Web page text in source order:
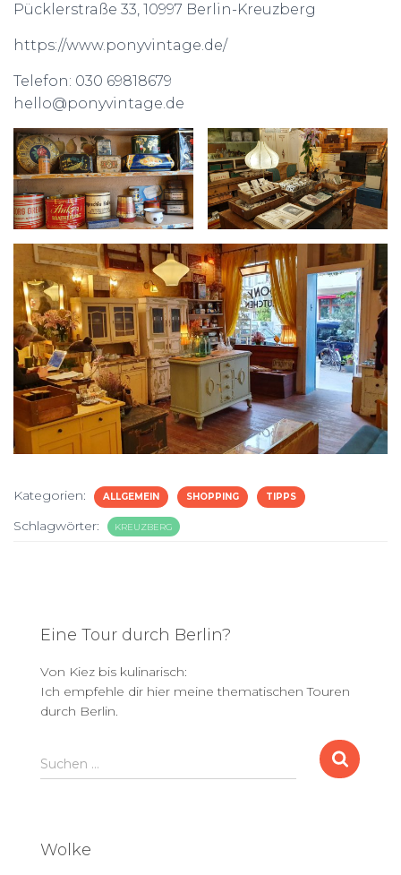
Pücklerstraße 33, 10997 Berlin-Kreuzberg
https://www.ponyvintage.de/
Telefon: 030 69818679
hello@ponyvintage.de
Kategorien: ALLGEMEIN SHOPPING TIPPS
Schlagwörter: KREUZBERG
Eine Tour durch Berlin?
Von Kiez bis kulinarisch:
Ich empfehle dir hier meine thematischen Touren
durch Berlin.
S
u
n
Suchen …
Wolke